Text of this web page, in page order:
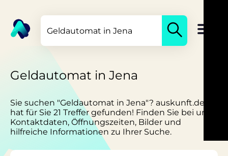
Geldautomat in Jena
Sie suchen "Geldautomat in Jena"? auskunft.de
hat für Sie 21 Treffer gefunden! Finden Sie bei uns
Kontaktdaten, Öffnungszeiten, Bilder und
hilfreiche Informationen zu Ihrer Suche.